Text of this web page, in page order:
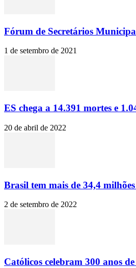
Fórum de Secretários
1 de setembro de 2021
ES chega a 14.391 mortes e
20 de abril de 2022
Brasil tem mais de 34,4
2 de setembro de 2022
Católicos celebram 300 anos